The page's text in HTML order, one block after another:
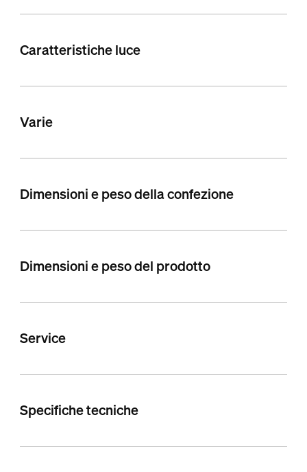
Caratteristiche luce
Varie
Dimensioni e peso della confezione
Dimensioni e peso del prodotto
Service
Specifiche tecniche